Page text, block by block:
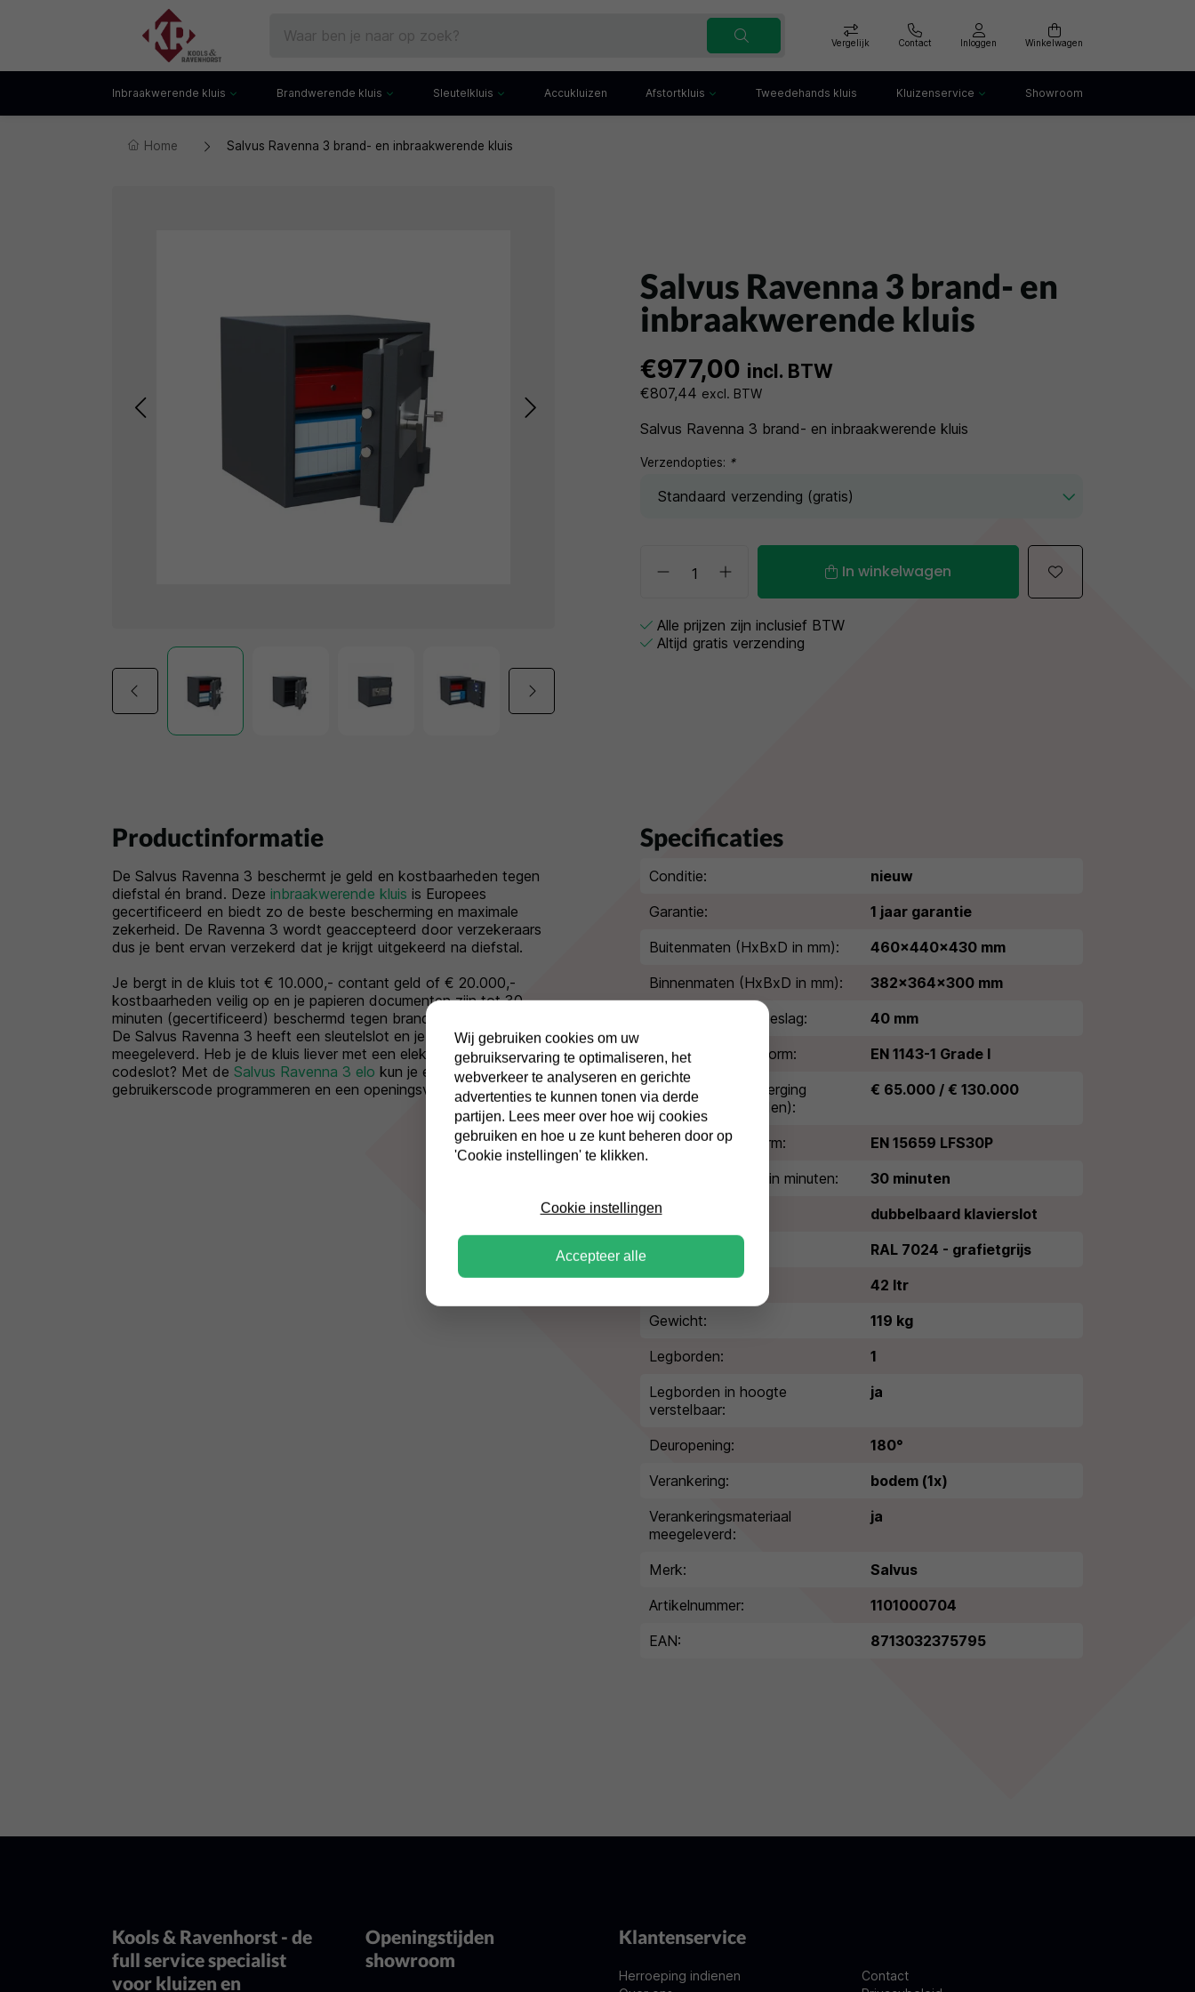
Vergelijk Contact Inloggen Winkelwagen
Inbraakwerende kluis
Gecertificeerde kluis
Brandwerende kluis
Documentenkluis
Sleutelkluis
Inbraakwerende sleutelkluis
Accukluizen Afstortkluis Tweedehands kluis Kluizenservice Showroom
Home Salvus Ravenna 3 brand- en inbraakwerende kluis
Salvus Ravenna 3 brand- en
inbraakwerende kluis
€977,00 incl. BTW
€807,44 excl. BTW
Salvus Ravenna 3 brand- en inbraakwerende kluis
Verzendopties: *
In winkelwagen
Alle prijzen zijn inclusief BTW
Altijd gratis verzending
Productinformatie
De Salvus Ravenna 3 beschermt je geld en kostbaarheden tegen
diefstal én brand. Deze inbraakwerende kluis is Europees
gecertificeerd en biedt zo de beste bescherming en maximale
zekerheid. De Ravenna 3 wordt geaccepteerd door verzekeraars
dus je bent ervan verzekerd dat je krijgt uitgekeerd na diefstal.
Je bergt in de kluis tot € 10.000,- contant geld of € 20.000,-
kostbaarheden veilig op en je papieren documenten zijn tot 30
minuten (gecertificeerd) beschermd tegen brand.
De Salvus Ravenna 3 heeft een sleutelslot en je krijgt twee sleutels
meegeleverd. Heb je de kluis liever met een elektronische
codeslot? Met de Salvus Ravenna 3 elo kun je een master code en
gebruikerscode programmeren en een openingsvertraging instellen.
Specificaties
Conditie:
nieuw
Garantie:
1 jaar garantie
Buitenmaten (HxBxD in mm):
460x440x430 mm
Binnenmaten (HxBxD in mm):
382x364x300 mm
Extra diepte kluisbeslag:
40 mm
Inbraakwerende norm:
EN 1143-1 Grade I
Indicatie waardeberging
(geld/kostbaarheden):
€ 65.000 / € 130.000
Brandwerende norm:
EN 15659 LFS30P
Brandwerendheid in minuten:
30 minuten
Type slot:
dubbelbaard klavierslot
RAL 7024 - grafietgrijs
42 ltr
Gewicht:
119 kg
Legborden:
1
Legborden in hoogte
verstelbaar:
ja
Deuropening:
180°
Verankering:
bodem (1x)
Verankeringsmateriaal
meegeleverd:
ja
Merk:
Salvus
Artikelnummer:
1101000704
EAN:
8713032375795
Kools & Ravenhorst - de
full service specialist
voor kluizen en
Openingstijden
showroom
Klantenservice
Herroeping indienen
Contact
Wij gebruiken cookies om uw
gebruikservaring te optimaliseren, het
webverkeer te analyseren en gerichte
advertenties te kunnen tonen via derde
partijen. Lees meer over hoe wij cookies
gebruiken en hoe u ze kunt beheren door op
'Cookie instellingen' te klikken.
Cookie instellingen
Accepteer alle